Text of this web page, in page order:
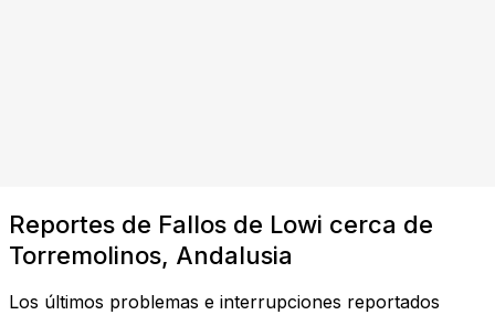
Reportes de Fallos de Lowi cerca de
Torremolinos, Andalusia
Los últimos problemas e interrupciones reportados